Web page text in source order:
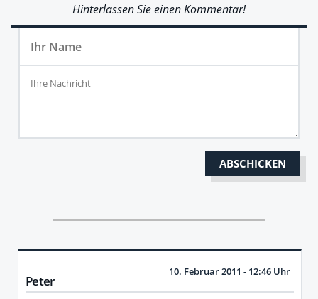
Hinterlassen Sie einen Kommentar!
Peter
10. Februar 2011 - 12:46 Uhr